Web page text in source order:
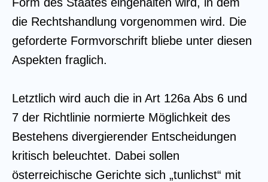
die Rechtshandlung vorgenommen wird. Die
geforderte Formvorschrift bliebe unter diesen
Aspekten fraglich.
Letztlich wird auch die in Art 126a Abs 6 und
7 der Richtlinie normierte Möglichkeit des
Bestehens divergierender Entscheidungen
kritisch beleuchtet. Dabei sollen
österreichische Gerichte sich „tunlichst“ mit